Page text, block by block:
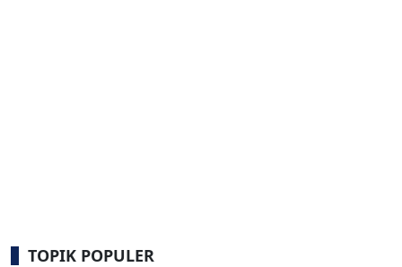
TOPIK POPULER